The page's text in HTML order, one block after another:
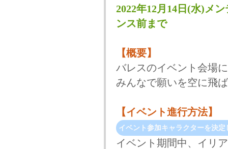
2022年12月14日(水)メ
ンス前まで
【概要】
バレスのイベント会場
みんなで願いを空に飛
【イベント進行方法】
イベント参加キャラクターを決定
イベント期間中、イリ